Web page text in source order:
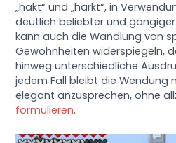
„hakt“ und „harkt“, in
deutlich beliebter und gängiger
kann auch die Wandlung von
Gewohnheiten widerspiegeln,
hinweg unterschiedliche
jedem Fall bleibt die Wendung
elegant anzusprechen, ohne
formulieren.